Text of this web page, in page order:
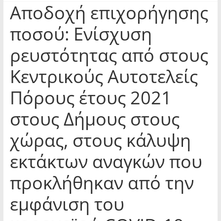
Αποδοχή επιχορήγησης
ποσού: Ενίσχυση
ρευστότητας από στους
Κεντρικούς Αυτοτελείς
Πόρους έτους 2021
στους Δήμους στους
χώρας, στους κάλυψη
εκτάκτων αναγκών που
προκλήθηκαν από την
εμφάνιση του